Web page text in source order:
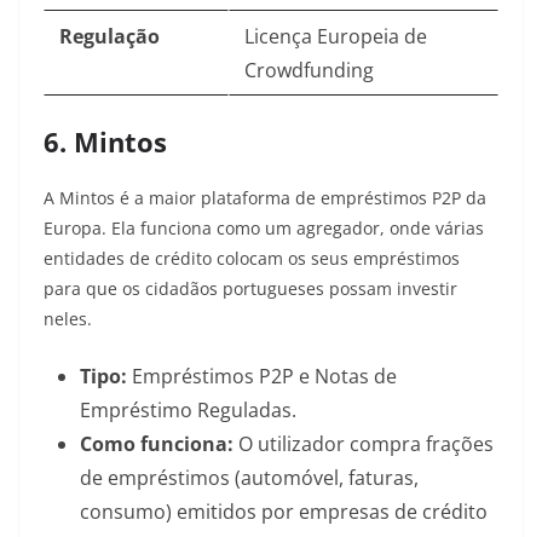
Regulação
Licença Europeia de
Crowdfunding
6. Mintos
A Mintos é a maior plataforma de empréstimos P2P da
Europa. Ela funciona como um agregador, onde várias
entidades de crédito colocam os seus empréstimos
para que os cidadãos portugueses possam investir
neles.
Tipo: Empréstimos P2P e Notas de
Empréstimo Reguladas.
Como funciona: O utilizador compra frações
de empréstimos (automóvel, faturas,
consumo) emitidos por empresas de crédito